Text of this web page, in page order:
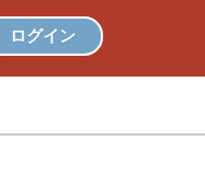
ログイン